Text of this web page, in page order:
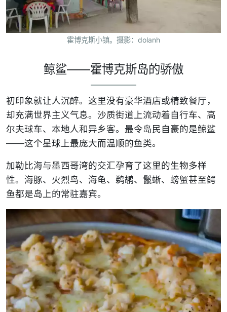
霍博克斯小镇。摄影：dolanh
鲸鲨——霍博克斯岛的骄傲
初印象就让人沉醉。这里没有豪华酒店或精致餐厅，
却充满世界主义气息。沙质街道上流动着自行车、高
尔夫球车、本地人和异乡客。最令岛民自豪的是鲸鲨
——这个星球上最庞大而温顺的鱼类。
加勒比海与墨西哥湾的交汇孕育了这里的生物多样
性。海豚、火烈鸟、海龟、鹈鹕、鬣蜥、螃蟹甚至鳄
鱼都是岛上的常驻嘉宾。